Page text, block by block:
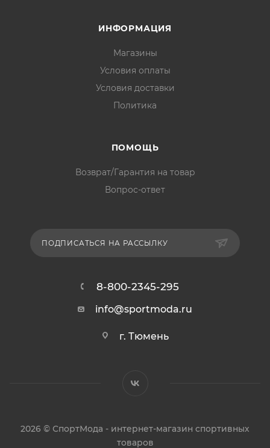
ИНФОРМАЦИЯ
Магазины
Условия оплаты
Условия доставки
Политика
ПОМОЩЬ
Возврат/Гарантия на товар
Вопрос-ответ
ПОДПИСАТЬСЯ НА РАССЫЛКУ
8-800-2345-295
info@sportmoda.ru
г. Тюмень
2026 © СпортМода - интернет-магазин спортивных
товаров